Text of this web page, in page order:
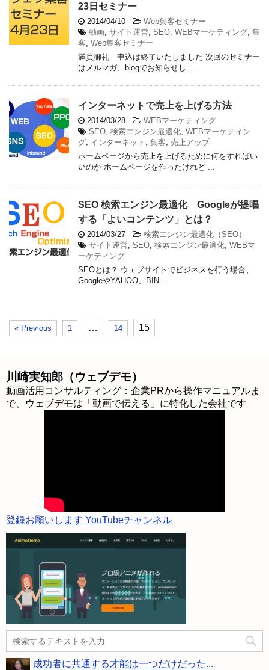
23日セミナー
2014/04/10 -Web集客セミナー
動画, サイト運営, SEO, WEBマーケティング, 集
客, Web集客セミナー
満員御礼 申込は終了いたしました 次回のセミナー
はメルマガ、blogでお知らせし ...
インターネットで売上を上げる方法
2014/03/28 -WEBマーケティング
SEO, 検索エンジン最適化, WEBマーケティン
グ, インターネット , 集客, 売上アップ
ホームページから売上を上げるために何をすればい
いのか ホームページを作ったけれど ...
SEO 検索エンジン最適化 Googleが提唱
する「よいコンテンツ」とは？
2014/03/27 -検索エンジン最適化（SEO）
サイト運営, SEO, 検索エンジン最適化, WEBマ
ーケティング
SEOとは？ ウェブサイトでビジネスを行う場合、
GoogleやYAHOO、BIN ...
« Previous 1 … 14 15
川崎実知郎（ウェブデモ）
動画活用コンサルティング：企業PRから操作マニュアルま
で、ウェブデモは「動画で伝える」に特化した会社です
登録お願いします YouTubeチャンネル
成功者に共通する才能は一つだけだった...